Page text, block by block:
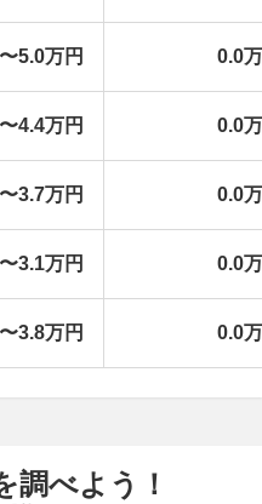
5.0万円 0.0
4.4万円 0.0
3.7万円 0.0
3.1万円 0.0
3.8万円 0.0
調べよう！